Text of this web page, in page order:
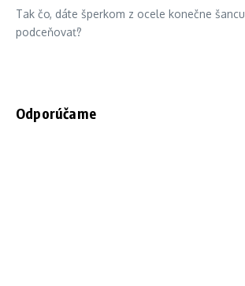
Tak čo, dáte šperkom z ocele konečne
podceňovať?
Odporúčame